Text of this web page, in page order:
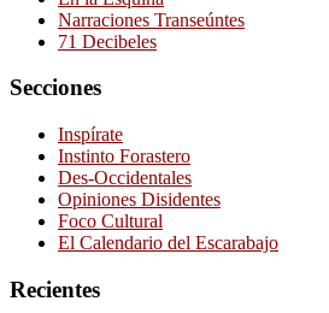
Narraciones Transeúntes
71 Decibeles
Secciones
Inspírate
Instinto Forastero
Des-Occidentales
Opiniones Disidentes
Foco Cultural
El Calendario del Escarabajo
Recientes